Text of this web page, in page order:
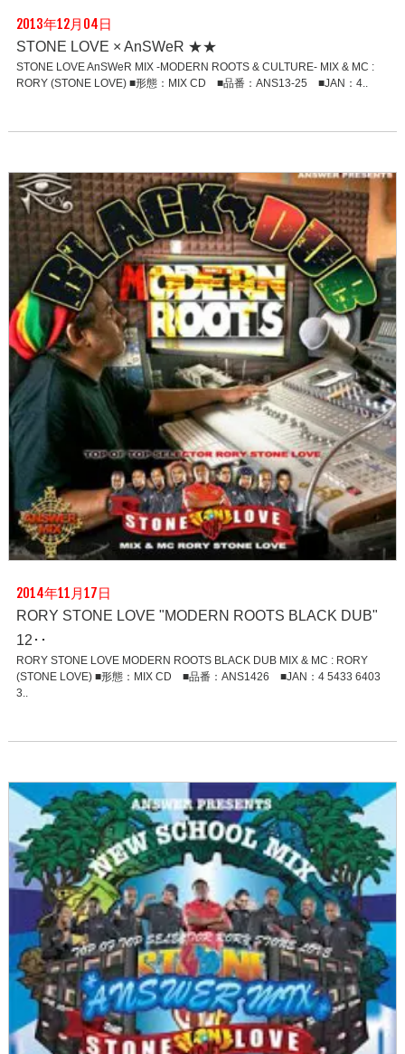
2013年12月04日
STONE LOVE × AnSWeR ★★
STONE LOVE AnSWeR MIX -MODERN ROOTS & CULTURE- MIX & MC :
RORY (STONE LOVE) ■形態：MIX CD ■品番：ANS13-25 ■JAN：4..
2014年11月17日
RORY STONE LOVE "MODERN ROOTS BLACK DUB"
12･･
RORY STONE LOVE MODERN ROOTS BLACK DUB MIX & MC : RORY
(STONE LOVE) ■形態：MIX CD ■品番：ANS1426 ■JAN：4 5433 6403
3..